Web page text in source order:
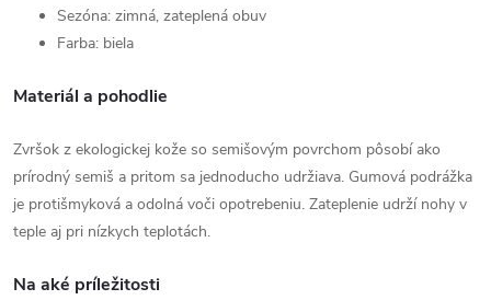
Sezóna: zimná, zateplená obuv
Farba: biela
Materiál a pohodlie
Zvršok z ekologickej kože so semišovým povrchom pôsobí ako
prírodný semiš a pritom sa jednoducho udržiava. Gumová podrážka
je protišmyková a odolná voči opotrebeniu. Zateplenie udrží nohy v
teple aj pri nízkych teplotách.
Na aké príležitosti